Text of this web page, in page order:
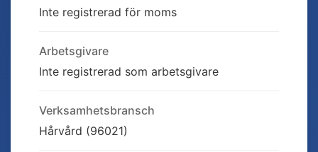
Inte registrerad för moms
Arbetsgivare
Inte registrerad som arbetsgivare
Verksamhetsbransch
Hårvård (96021)